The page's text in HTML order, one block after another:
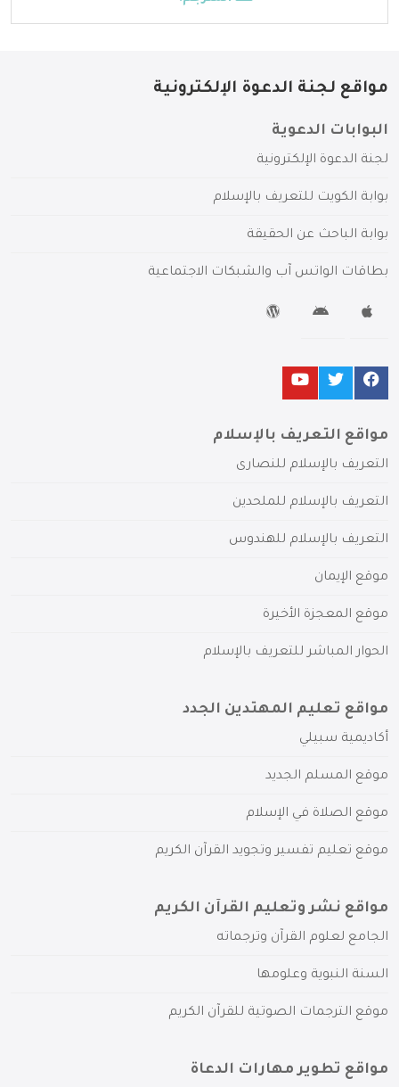
مواقع لجنة الدعوة الإلكترونية
البوابات الدعوية
لجنة الدعوة الإلكترونية
بوابة الكويت للتعريف بالإسلام
بوابة الباحث عن الحقيقة
بطاقات الواتس آب والشبكات الاجتماعية
مواقع التعريف بالإسلام
التعريف بالإسلام للنصارى
التعريف بالإسلام للملحدين
التعريف بالإسلام للهندوس
موقع الإيمان
موقع المعجزة الأخيرة
الحوار المباشر للتعريف بالإسلام
مواقع تعليم المهتدين الجدد
أكاديمية سبيلي
موقع المسلم الجديد
موقع الصلاة في الإسلام
موقع تعليم تفسير وتجويد القرآن الكريم
مواقع نشر وتعليم القرآن الكريم
الجامع لعلوم القرآن وترجماته
السنة النبوية وعلومها
موقع الترجمات الصوتية للقرآن الكريم
مواقع تطوير مهارات الدعاة